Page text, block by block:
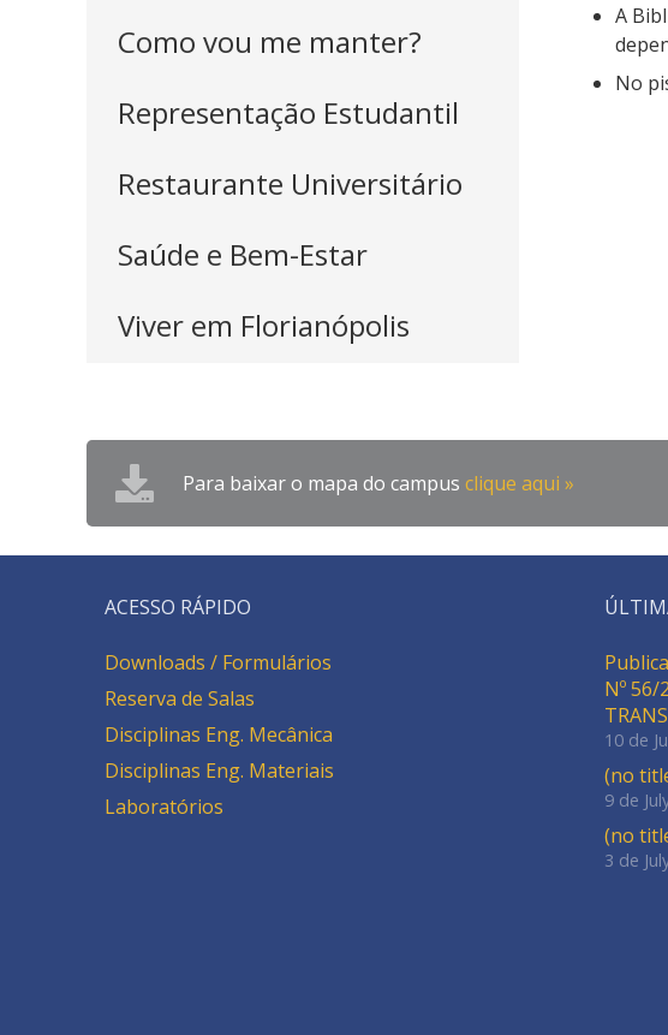
Como vou me manter?
Representação Estudantil
Restaurante Universitário
Saúde e Bem-Estar
Viver em Florianópolis
A
No
Para baixar o mapa do campus clique aqui »
ACESSO RÁPIDO
Downloads / Formulários
Reserva de Salas
Disciplinas Eng. Mecânica
Disciplinas Eng. Materiais
Laboratórios
Nº 56/
10 de
(no
9 de
(no
3 de